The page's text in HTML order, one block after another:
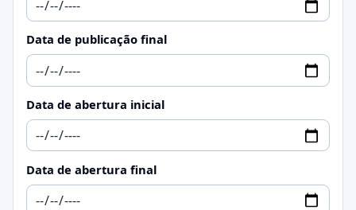
Data de publicação final
Data de abertura inicial
Data de abertura final